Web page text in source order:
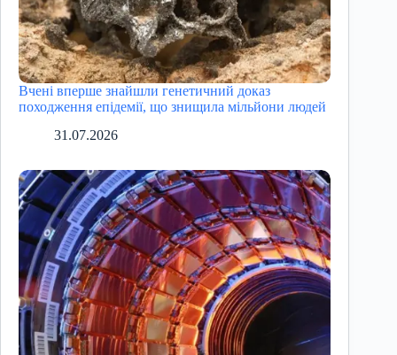
Вчені вперше знайшли генетичний доказ
походження епідемії, що знищила мільйони людей
31.07.2026